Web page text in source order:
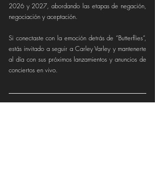
2026 y 2027, abordando las etapas de negación,
negociación y aceptación.
Si conectaste con la emoción detrás de “Butterflies”,
estás invitado a seguir a Carley Varley y mantenerte
al día con sus próximos lanzamientos y anuncios de
conciertos en vivo.